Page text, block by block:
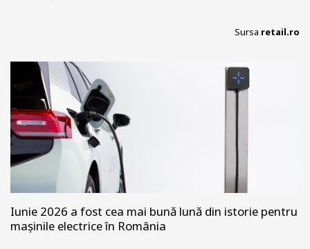
Sursa retail.ro
Iunie 2026 a fost cea mai bună lună din istorie pentru
mașinile electrice în România